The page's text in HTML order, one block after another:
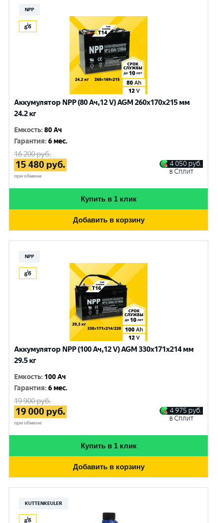
NPP
Аккумулятор NPP (80 Ач,12 V) AGM 260x170x215 мм
24.2 кг
Емкость:80 Ач
Гарантия:6 мес.
16 200руб.
15 480 руб.
при обмене
4 050 руб.
в Сплит
Купить в 1 клик
Добавить в корзину
NPP
Аккумулятор NPP (100 Ач,12 V) AGM 330x171x214 мм
29.5 кг
Емкость: 100 Ач
Гарантия:6 мес.
19 900руб.
19 000 руб.
при обмене
4 975 руб.
в Сплит
Купить в 1 клик
Добавить в корзину
KUTTENKEULER